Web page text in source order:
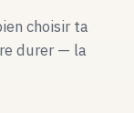
choisir ta
durer — la